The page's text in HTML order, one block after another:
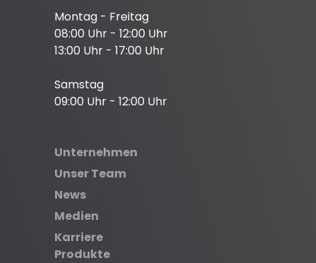
Montag - Freitag
08:00 Uhr - 12:00 Uhr
13:00 Uhr - 17:00 Uhr
Samstag
09:00 Uhr - 12:00 Uhr
Unternehmen
Unser Team
News
Medien
Karriere
Produkte